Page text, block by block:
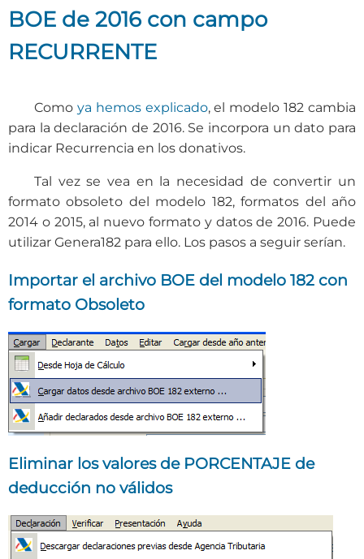
BOE de 2016 con campo
RECURRENTE
Como ya hemos explicado, el modelo 182 cambia
para la declaración de 2016. Se incorpora un dato para
indicar Recurrencia en los donativos.
Tal vez se vea en la necesidad de convertir un
formato obsoleto del modelo 182, formatos del año
2014 o 2015, al nuevo formato y datos de 2016. Puede
utilizar Genera182 para ello. Los pasos a seguir serían.
Importar el archivo BOE del modelo 182 con
formato Obsoleto
Eliminar los valores de PORCENTAJE de
deducción no válidos